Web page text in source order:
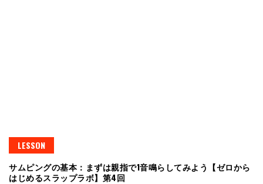
LESSON
サムピングの基本：まずは親指で1音鳴らしてみよう【ゼロから
はじめるスラップラボ】第4回